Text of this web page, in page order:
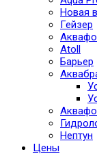
Новая
Гейзер
Atoll
Барьер
Нептун
Цены